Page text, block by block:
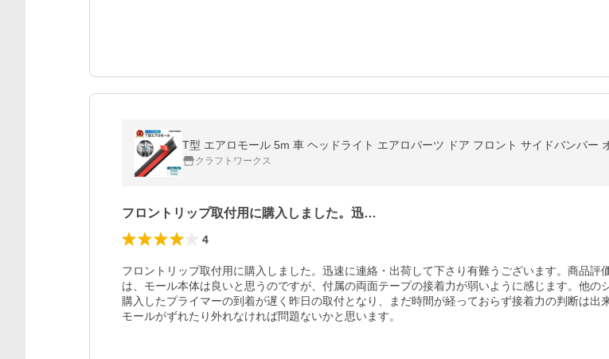
T型 エアロモール 5m 車 ヘッドライト エアロパーツ ドア フロント サイドバンパー
クラフトワークス
フロントリップ取付用に購入しました。迅…
4
フロントリップ取付用に購入しました。迅速に連絡・出荷して下さり有難うございます。商品評
は、モール本体は良いと思うのですが、付属の両面テープの接着力が弱いように感じます。他の
購入したプライマーの到着が遅く昨日の取付となり、まだ時間が経っておらず接着力の判断は出
モールがずれたり外れなければ問題ないかと思います。